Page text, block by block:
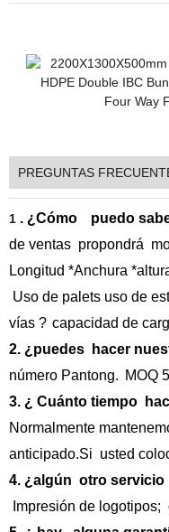
PREGUNTAS
1 . ¿Cómo puedo
de ventas propondrá
Longitud *Anchura
Uso de palets uso de
vías ? capacidad de
2. ¿puedes hacer
número Pantong. MOQ
3. ¿ Cuánto tiempo
Normalmente
anticipado.Si usted
4. ¿algún otro
Impresión de